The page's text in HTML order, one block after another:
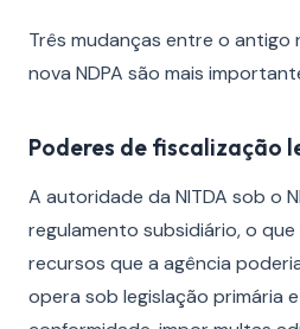
Três mudanças entre o antigo
nova NDPA são mais
Poderes de fiscalização
A autoridade da NITDA sob o
regulamento subsidiário, o
recursos que a agência
opera sob legislação primária